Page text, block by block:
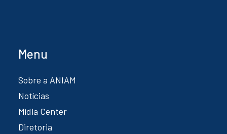
Menu
Sobre a ANIAM
Notícias
Mídia Center
Diretoria